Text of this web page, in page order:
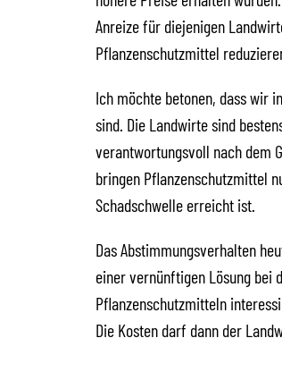
Anreize für diejenigen
Pflanzenschutzmittel
Ich möchte betonen, dass wir
sind. Die Landwirte sind
verantwortungsvoll nach dem
bringen Pflanzenschutzmittel
Schadschwelle erreicht ist.
Das Abstimmungsverhalten
einer vernünftigen Lösung bei
Pflanzenschutzmitteln
Die Kosten darf dann der